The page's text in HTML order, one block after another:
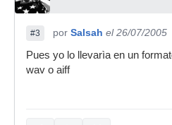
#3 por Salsah el 26/07/2005
Pues yo lo llevarìa en un
wav o aiff